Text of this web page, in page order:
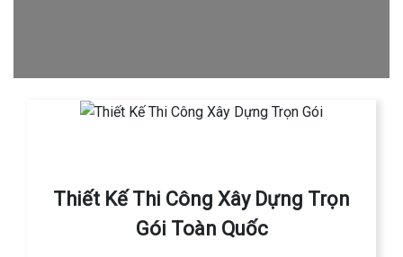
Thiết Kế Thi Công Xây Dựng Trọn
Gói Toàn Quốc